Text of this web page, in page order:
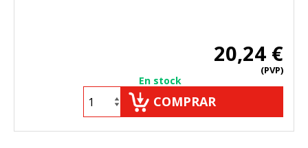
20,24 €
(PVP)
En stock
COMPRAR